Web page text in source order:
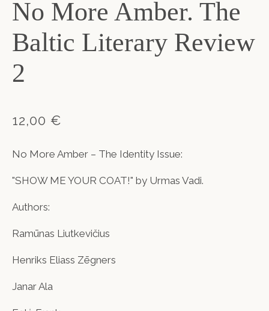
No More Amber. The
Baltic Literary Review
2
12,00 €
No More Amber – The Identity Issue:
"SHOW ME YOUR COAT!" by Urmas Vadi.
Authors:
Ramūnas Liutkevičius
Henriks Eliass Zēgners
Janar Ala